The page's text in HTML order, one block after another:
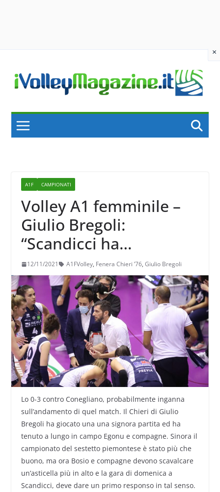
×
content
A1F CAMPIONATI
Volley A1 femminile –
Giulio Bregoli:
“Scandicci ha
grandissime
individualità, ma per
noi è il momento di
alzare l’asticella”
12/11/2021 A1FVolley, Fenera Chieri ’76, Giulio Bregoli
Lo 0-3 contro Conegliano, probabilmente inganna
sull’andamento di quel match. Il Chieri di Giulio
Bregoli ha giocato una una signora partita ed ha
tenuto a lungo in campo Egonu e compagne. Sinora il
campionato del sestetto piemontese è stato più che
buono, ma ora Bosio e compagne devono scavalcare
un’asticella più in alto e la gara di domenica a
Scandicci, deve dare un primo responso in tal senso.